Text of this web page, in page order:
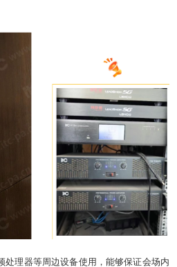
处理器等周边设备使用，能够保证会场内